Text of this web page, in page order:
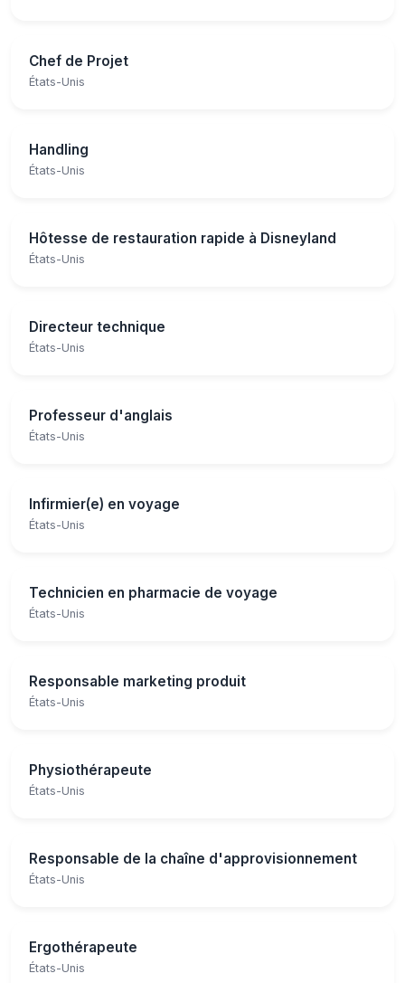
Chef de Projet
États-Unis
Handling
États-Unis
Hôtesse de restauration rapide à Disneyland
États-Unis
Directeur technique
États-Unis
Professeur d'anglais
États-Unis
Infirmier(e) en voyage
États-Unis
Technicien en pharmacie de voyage
États-Unis
Responsable marketing produit
États-Unis
Physiothérapeute
États-Unis
Responsable de la chaîne d'approvisionnement
États-Unis
Ergothérapeute
États-Unis